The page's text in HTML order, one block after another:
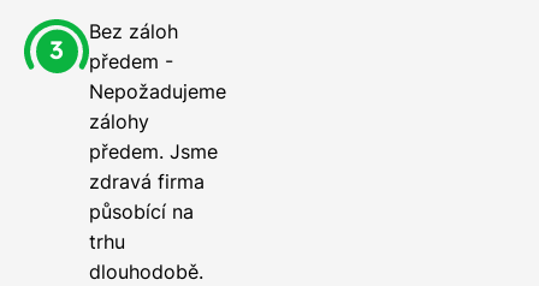
Bez záloh
předem -
Nepožadujeme
zálohy
předem. Jsme
zdravá firma
působící na
trhu
dlouhodobě.